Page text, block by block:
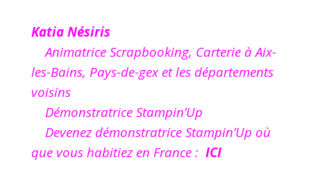
Katia Nésiris
Animatrice Scrapbooking, Carterie à Aix-
les-Bains, Pays-de-gex et les départements
voisins
Démonstratrice Stampin’Up
Devenez démonstratrice Stampin’Up où
que vous habitiez en France : ICI